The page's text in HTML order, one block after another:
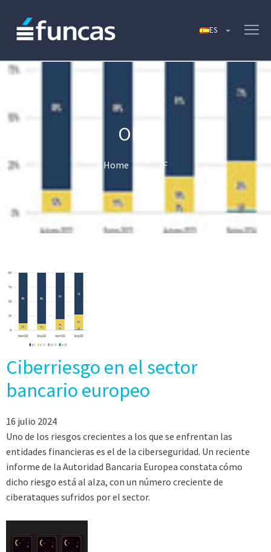
ODF
Home ODF
Ciberriesgo en el sector
bancario europeo
16 julio 2024
Uno de los riesgos crecientes a los que se enfrentan las
entidades financieras es el de la ciberseguridad. Un reciente
informe de la Autoridad Bancaria Europea constata cómo
dicho riesgo está al alza, con un número creciente de
ciberataques sufridos por el sector.